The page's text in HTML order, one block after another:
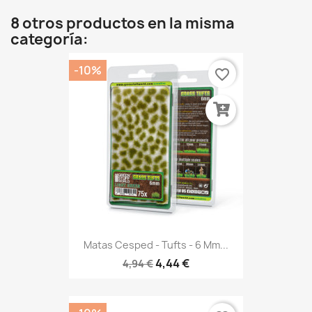
8 otros productos en la misma
categoría:
Matas Cesped - Tufts - 6 Mm...
4,94 €4,44 €
-10% favorite_border